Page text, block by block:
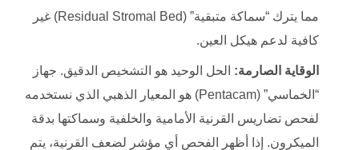
مما يترك “سماكة متبقية” (Residual Stromal Bed) غير
كافية لدعم هيكل العين.
الوقاية الصارمة: الحل الوحيد هو التشخيص الدقيق. جهاز
“الخماسي” (Pentacam) هو المعيار الذهبي الذي نستخدمه
لفحص تضاريس القرنية الأمامية والخلفية وسماكتها بدقة
الميكرون. إذا أظهر الفحص أي مؤشر لضعف القرنية، يتم